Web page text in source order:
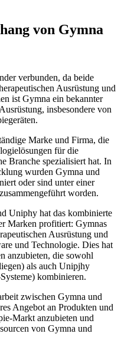
von Gymna
verbunden, da beide
Ausrüstung und
ist Gymna ein bekannter
insbesondere von
Marke und Firma, die
für die
Branche spezialisiert hat. In
wurden Gymna und
oder sind unter einer
worden.
Uniphy hat das kombinierte
Marken profitiert: Gymnas
Ausrüstung und
und Technologie. Dies hat
anzubieten, die sowohl
als auch Unipjhy
kombinieren.
zwischen Gymna und
Angebot an Produkten und
Markt anzubieten und
von Gymna und